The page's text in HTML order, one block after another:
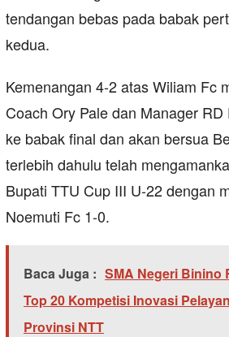
tendangan bebas pada babak
kedua.
Kemenangan 4-2 atas Wiliam Fc
Coach Ory Pale dan Manager
ke babak final dan akan bersua
terlebih dahulu telah
Bupati TTU Cup III U-22 dengan
Noemuti Fc 1-0.
Baca Juga : SMA Negeri Binino
Top 20 Kompetisi Inovasi
Provinsi NTT